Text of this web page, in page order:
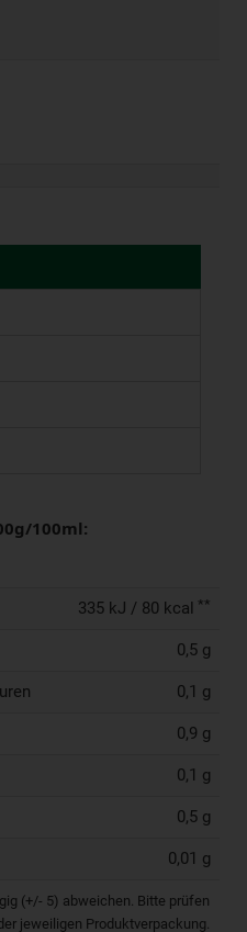
100ml:
335 kJ / 80 kcal **
0,5 g
0,1 g
0,9 g
0,1 g
0,5 g
0,01 g
(+/- 5) abweichen. Bitte prüfen
jeweiligen Produktverpackung.